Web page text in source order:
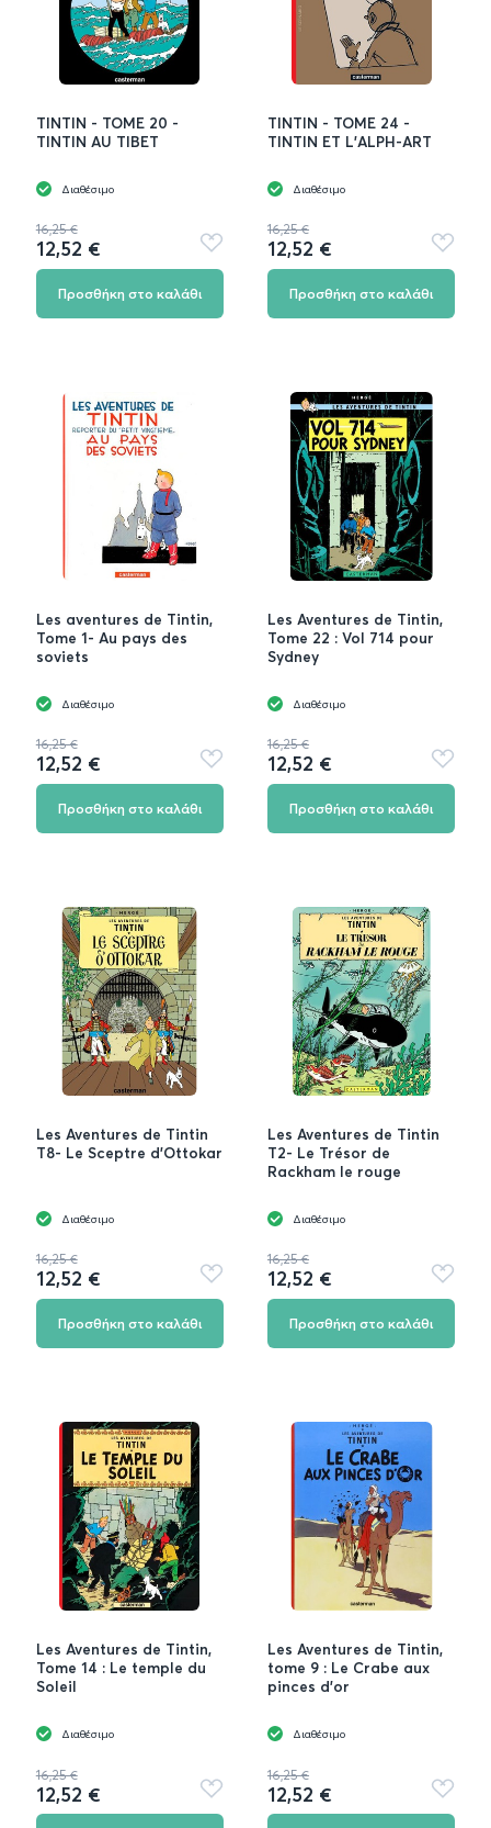
TINTIN - TOME 20 -
TINTIN AU TIBET
Διαθέσιμο
16,25 €
12,52 €
Προσθήκη
στα
Προσθήκη στο καλάθι
TINTIN - TOME 24 -
TINTIN ET L'ALPH-ART
Διαθέσιμο
16,25 €
12,52 €
στα
Προσθήκη στο καλάθι
Les aventures de Tintin,
Tome 1- Au pays des
soviets
Διαθέσιμο
16,25 €
12,52 €
Προσθήκη
στα
Προσθήκη στο καλάθι
Les Aventures de Tintin,
Tome 22 : Vol 714 pour
Sydney
Διαθέσιμο
16,25 €
12,52 €
στα
Προσθήκη στο καλάθι
Les Aventures de Tintin
T8- Le Sceptre d'Ottokar
Διαθέσιμο
16,25 €
12,52 €
Προσθήκη
στα
Προσθήκη στο καλάθι
Les Aventures de Tintin
T2- Le Trésor de
Rackham le rouge
Διαθέσιμο
16,25 €
12,52 €
στα
Προσθήκη στο καλάθι
Les Aventures de Tintin,
Tome 14 : Le temple du
Soleil
Διαθέσιμο
16,25 €
12,52 €
Προσθήκη
στα
Les Aventures de Tintin,
tome 9 : Le Crabe aux
pinces d'or
Διαθέσιμο
16,25 €
12,52 €
στα